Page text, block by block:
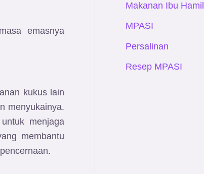
emasnya
kukus lain
menyukainya.
menjaga
membantu
Makanan Ibu Hamil
MPASI
Persalinan
Resep MPASI